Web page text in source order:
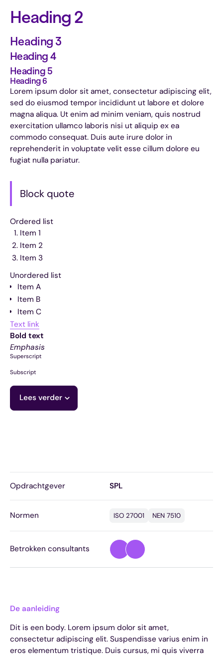
Heading 2
Heading 3
Heading 4
Heading 5
Heading 6
Lorem ipsum dolor sit amet, consectetur adipiscing elit,
sed do eiusmod tempor incididunt ut labore et dolore
magna aliqua. Ut enim ad minim veniam, quis nostrud
exercitation ullamco laboris nisi ut aliquip ex ea
commodo consequat. Duis aute irure dolor in
reprehenderit in voluptate velit esse cillum dolore eu
fugiat nulla pariatur.
Block quote
Ordered list
Item 1
Item 2
Item 3
Unordered list
Item A
Item B
Item C
Text link
Bold text
Emphasis
Superscript
Subscript
Lees verder
Opdrachtgever SPL
Normen ISO 27001 NEN 7510
Betrokken consultants
De aanleiding
Dit is een body. Lorem ipsum dolor sit amet,
consectetur adipiscing elit. Suspendisse varius enim in
eros elementum tristique. Duis cursus, mi quis viverra